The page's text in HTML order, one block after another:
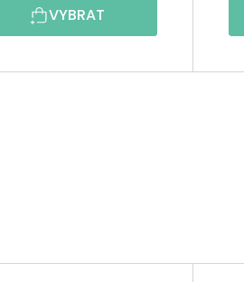
VYBRAT